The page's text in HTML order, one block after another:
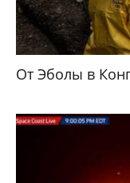
От Эболы в